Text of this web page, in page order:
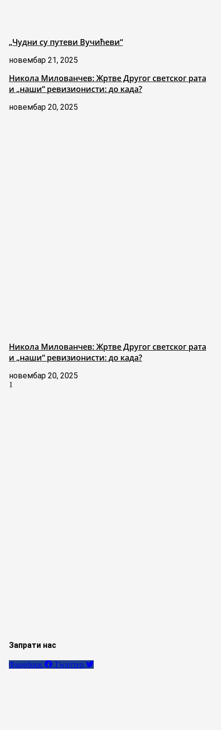
„Чудни су путеви Вучићеви“
новембар 21, 2025
Никола Милованчев: Жртве Другог светског рата
и „наши“ ревизионисти: до када?
новембар 20, 2025
Никола Милованчев: Жртве Другог светског рата
и „наши“ ревизионисти: до када?
новембар 20, 2025
Запрати нас
Фацебоок Тwиттер